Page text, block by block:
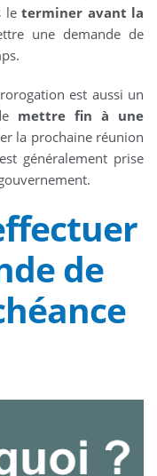
leterminer avant la
une demande de
est aussi un
mettre fin à une
la prochaine réunion
généralement prise
de